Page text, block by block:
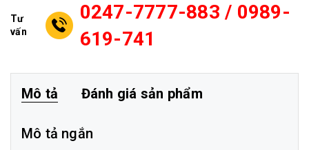
Tư
vấn
0247-7777-883 / 0989-
619-741
Mô tả Đánh giá sản phẩm
Mô tả ngắn